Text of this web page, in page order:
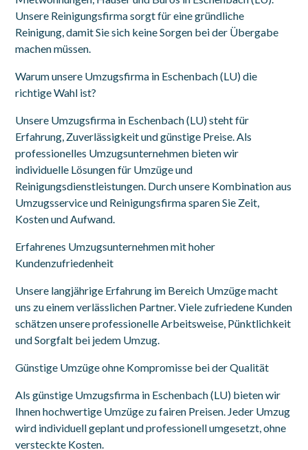
Unsere Reinigungsfirma sorgt für eine gründliche
Reinigung, damit Sie sich keine Sorgen bei der Übergabe
machen müssen.
Warum unsere Umzugsfirma in Eschenbach (LU) die
richtige Wahl ist?
Unsere Umzugsfirma in Eschenbach (LU) steht für
Erfahrung, Zuverlässigkeit und günstige Preise. Als
professionelles Umzugsunternehmen bieten wir
individuelle Lösungen für Umzüge und
Reinigungsdienstleistungen. Durch unsere Kombination aus
Umzugsservice und Reinigungsfirma sparen Sie Zeit,
Kosten und Aufwand.
Erfahrenes Umzugsunternehmen mit hoher
Kundenzufriedenheit
Unsere langjährige Erfahrung im Bereich Umzüge macht
uns zu einem verlässlichen Partner. Viele zufriedene Kunden
schätzen unsere professionelle Arbeitsweise, Pünktlichkeit
und Sorgfalt bei jedem Umzug.
Günstige Umzüge ohne Kompromisse bei der Qualität
Als günstige Umzugsfirma in Eschenbach (LU) bieten wir
Ihnen hochwertige Umzüge zu fairen Preisen. Jeder Umzug
wird individuell geplant und professionell umgesetzt, ohne
versteckte Kosten.